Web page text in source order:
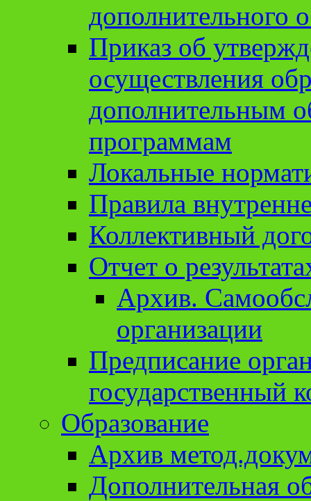
дополнительного
Приказ об
осуществления
дополнительным
программам
Локальные
Правила
Коллективный
Отчет о
Архив.
организации
Предписание
государственный
Образование
Архив
Дополнительная